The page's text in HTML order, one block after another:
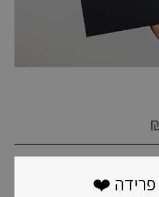
מחירים:
ומעדיפים שמקבלי המתנה
❤️